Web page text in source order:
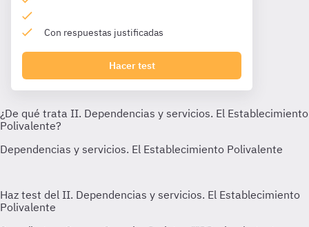
Con respuestas justificadas
Hacer test